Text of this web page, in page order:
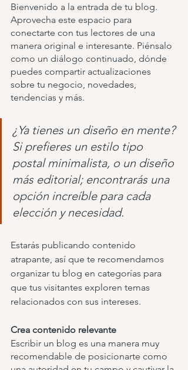
Bienvenido a la entrada de tu blog.
Aprovecha este espacio para
conectarte con tus lectores de una
manera original e interesante. Piénsalo
como un diálogo continuado, dónde
puedes compartir actualizaciones
sobre tu negocio, novedades,
tendencias y más.
¿Ya tienes un diseño en mente?
Si prefieres un estilo tipo
postal minimalista, o un diseño
más editorial; encontrarás una
opción increíble para cada
elección y necesidad.
Estarás publicando contenido
atrapante, así que te recomendamos
organizar tu blog en categorías para
que tus visitantes exploren temas
relacionados con sus intereses.
Crea contenido relevante
Escribir un blog es una manera muy
recomendable de posicionarte como